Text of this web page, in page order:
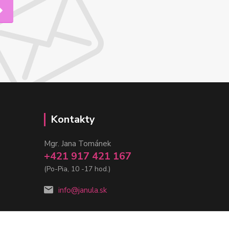
Kontakty
Mgr. Jana Tománek
+421 917 421 167
(Po-Pia, 10 -17 hod.)
info@janula.sk